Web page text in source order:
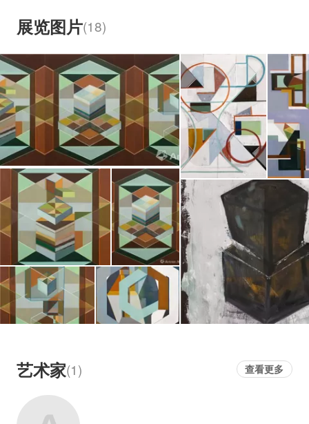
域产生相互的关联、干涉与补足。艺术家以游戏
线条、形状由画面空间拓展到现实空间。看似理
性的图像符号，通过感性的情绪状态与心理秩序
获取平衡；而借由有形的几何，阐述内心无形的
不确定、矛盾与冲突，也成为了艺术家理解自身
与环境的途径之一，亦是她作品中的全新变化。
在对艺术语言的深一步探究中，梁曼琪的作品并
不去试图唤醒观众去回味某一个现实中的时刻。
相反，它创造了一个抽象性的、超出任何具体经
验的空间。我们能够重建艺术家潜在的话语；能
够期待发现艺术家意图的流露，当然这些流露并
不最终反映在词语中，而是体现在空间内的线
条、轮廓和色彩中。因此，当我们走进精美的图
画世界时，自然而然地认识到她对内、外世界的
东西。探寻空间、色彩、光线、比例、轮廓在某
个特定的时代是否在某种话语实践中被确定、陈
述和概念化。
展览图片(18)
艺术家(1) 查看更多